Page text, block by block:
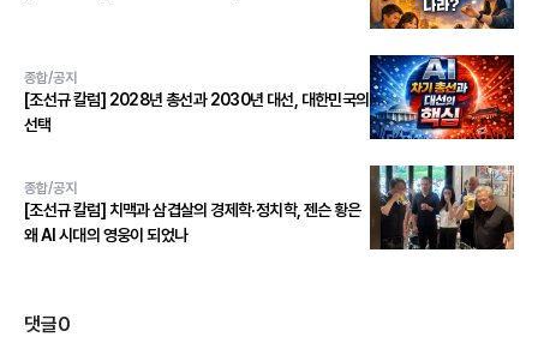
종합/공지
[조선규 칼럼] 2028년 총선과 2030년 대선, 대한민국의
선택
종합/공지
[조선규 칼럼] 치맥과 삼겹살의 경제학·정치학, 젠슨 황은
왜 AI 시대의 영웅이 되었나
댓글0